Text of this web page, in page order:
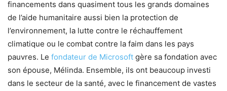
financements dans quasiment tous les grands domaines
de l’aide humanitaire aussi bien la protection de
l’environnement, la lutte contre le réchauffement
climatique ou le combat contre la faim dans les pays
pauvres. Le fondateur de Microsoft gère sa fondation avec
son épouse, Mélinda. Ensemble, ils ont beaucoup investi
dans le secteur de la santé, avec le financement de vastes